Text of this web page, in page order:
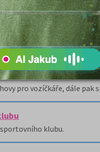
vodních sportů -
pravidly
pro vozíčkáře, dále
klubu.